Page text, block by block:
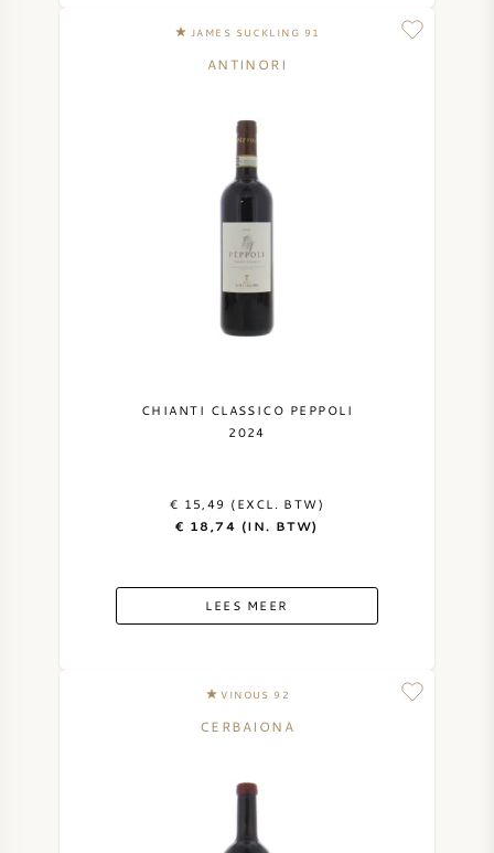
JAMES SUCKLING 91
ANTINORI
CHIANTI CLASSICO PEPPOLI
2024
€ 15,49 (EXCL. BTW)
€ 18,74 (IN. BTW)
LEES MEER
VINOUS 92
CERBAIONA